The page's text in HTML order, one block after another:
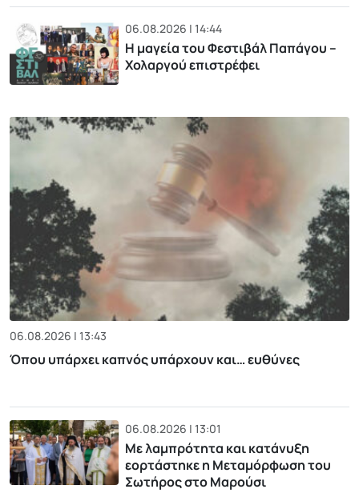
06.08.2026 | 14:44
Η μαγεία του Φεστιβάλ Παπάγου –
Χολαργού επιστρέφει
06.08.2026 | 13:43
Όπου υπάρχει καπνός υπάρχουν και… ευθύνες
06.08.2026 | 13:01
Με λαμπρότητα και κατάνυξη
εορτάστηκε η Μεταμόρφωση του
Σωτήρος στο Μαρούσι